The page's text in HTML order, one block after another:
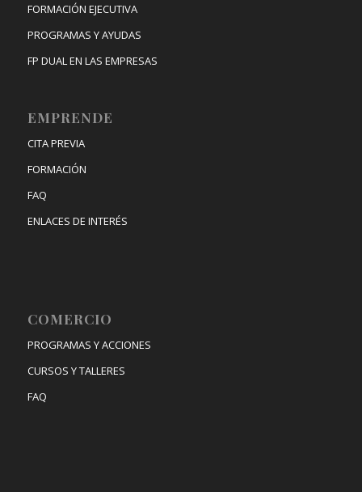
FORMACIÓN EJECUTIVA
PROGRAMAS Y AYUDAS
FP DUAL EN LAS EMPRESAS
EMPRENDE
CITA PREVIA
FORMACIÓN
FAQ
ENLACES DE INTERÉS
COMERCIO
PROGRAMAS Y ACCIONES
CURSOS Y TALLERES
FAQ